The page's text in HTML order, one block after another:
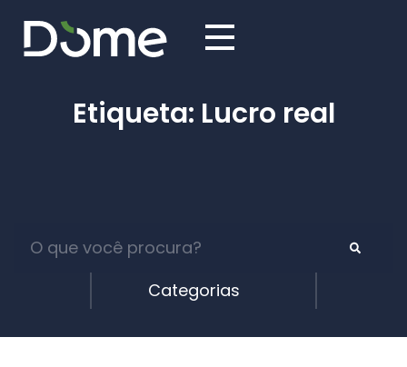
Etiqueta: Lucro real